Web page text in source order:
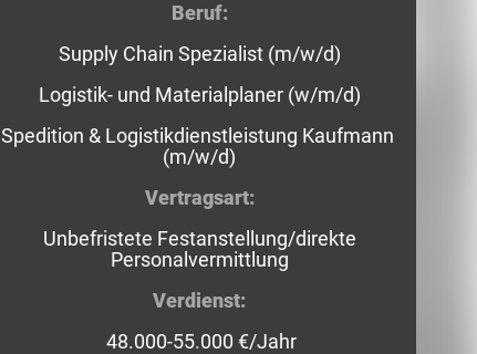
Beruf:
Supply Chain Spezialist (m/w/d)
Logistik- und Materialplaner (w/m/d)
Spedition & Logistikdienstleistung Kaufmann
(m/w/d)
Vertragsart:
Unbefristete Festanstellung/direkte
Personalvermittlung
Verdienst:
48.000-55.000 €/Jahr